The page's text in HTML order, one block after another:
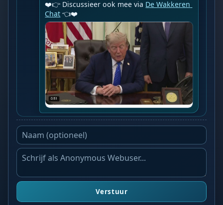
❤️👉 Discussieer ook mee via De Wakkeren
Chat 👈❤️
Verstuur